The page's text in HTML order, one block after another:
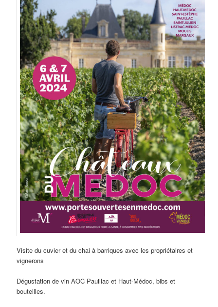
Visite du cuvier et du chai à barriques avec les propriétaires et
vignerons
Dégustation de vin AOC Pauillac et Haut-Médoc, bibs et
bouteilles.